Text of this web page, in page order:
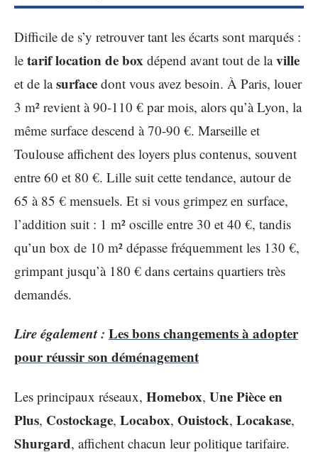
Difficile de s’y retrouver tant les écarts sont marqués :
le tarif location de box dépend avant tout de laville
et de lasurface dont vous avez besoin. À Paris, louer
3 m² revient à 90-110 € par mois, alors qu’à Lyon, la
même surface descend à 70-90 €. Marseille et
Toulouse affichent des loyers plus contenus, souvent
entre 60 et 80 €. Lille suit cette tendance, autour de
65 à 85 € mensuels. Et si vous grimpez en surface,
l’addition suit : 1 m² oscille entre 30 et 40 €, tandis
qu’un box de 10 m² dépasse fréquemment les 130 €,
grimpant jusqu’à 180 € dans certains quartiers très
demandés.
Lire également : Les bons changements à adopter
pour réussir son déménagement
Les principaux réseaux, Homebox, Une Pièce en
Plus, Costockage, Locabox, Ouistock, Locakase,
Shurgard, affichent chacun leur politique tarifaire.